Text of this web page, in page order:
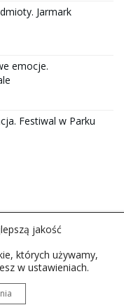
Jarmark
emocje.
Festiwal w Parku
S.A. w likwidacj.
jakość
których używamy,
w ustawieniach.